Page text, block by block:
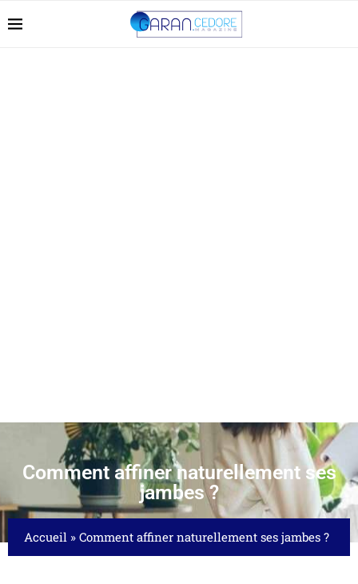
Comment affiner naturellement ses
jambes ?
Accueil » Comment affiner naturellement ses jambes ?